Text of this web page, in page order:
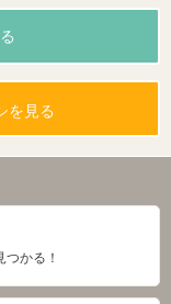
を見る
かる！